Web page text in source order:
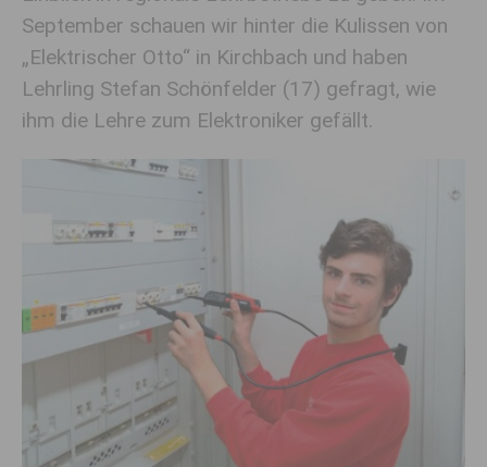
September schauen wir hinter die Kulissen von
„Elektrischer Otto“ in Kirchbach und haben
Lehrling Stefan Schönfelder (17) gefragt, wie
ihm die Lehre zum Elektroniker gefällt.